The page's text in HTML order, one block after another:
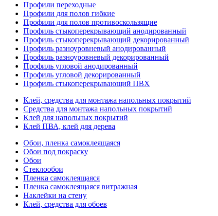
Профили переходные
Профили для полов гибкие
Профили для полов противоскользящие
Профиль стыкоперекрывающий анодированный
Профиль стыкоперекрывающий декорированный
Профиль разноуровневый анодированный
Профиль разноуровневый декорированный
Профиль угловой анодированный
Профиль угловой декорированный
Профиль стыкоперекрывающий ПВХ
Клей, средства для монтажа напольных покрытий
Средства для монтажа напольных покрытий
Клей для напольных покрытий
Клей ПВА, клей для дерева
Обои, пленка самоклеящаяся
Обои под покраску
Обои
Стеклообои
Пленка самоклеящаяся
Пленка самоклеящаяся витражная
Наклейки на стену
Клей, средства для обоев